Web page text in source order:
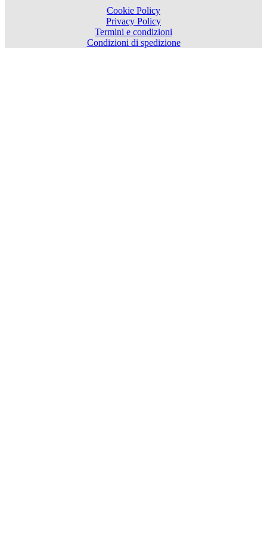
Cookie Policy
Privacy Policy
Termini e condizioni
Condizioni di spedizione